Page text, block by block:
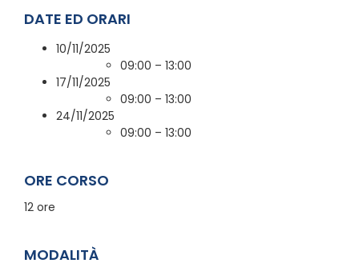
DATE ED ORARI
10/11/2025
09:00 – 13:00
17/11/2025
09:00 – 13:00
24/11/2025
09:00 – 13:00
ORE CORSO
12 ore
MODALITÀ